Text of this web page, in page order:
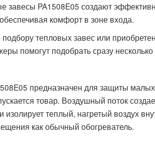
завесы PA1508E05 создают
комфорт в зоне входа.
тепловых завес или
помогут подобрать сразу
предназначен для защиты малых
товар. Воздушный поток
теплый, нагретый воздух
как обычный обогреватель.